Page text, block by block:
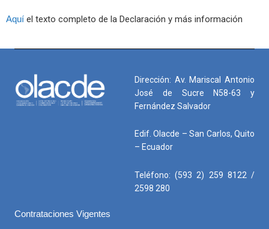
Aquí el texto completo de la Declaración y más información
Dirección: Av. Mariscal Antonio
José de Sucre N58-63 y
Fernández Salvador
Edif. Olacde – San Carlos, Quito
– Ecuador
Teléfono: (593 2) 259 8122 /
2598 280
Contrataciones Vigentes